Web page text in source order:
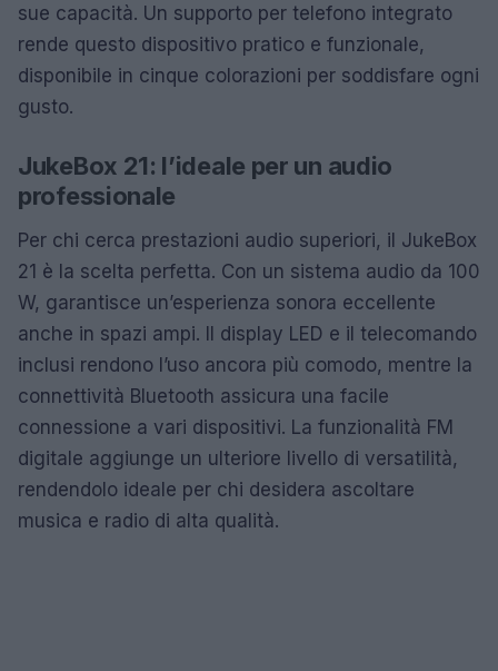
sue capacità. Un supporto per telefono integrato
rende questo dispositivo pratico e funzionale,
disponibile in cinque colorazioni per soddisfare ogni
gusto.
JukeBox 21: l’ideale per un audio
professionale
Per chi cerca prestazioni audio superiori, il JukeBox
21 è la scelta perfetta. Con un sistema audio da 100
W, garantisce un’esperienza sonora eccellente
anche in spazi ampi. Il display LED e il telecomando
inclusi rendono l’uso ancora più comodo, mentre la
connettività Bluetooth assicura una facile
connessione a vari dispositivi. La funzionalità FM
digitale aggiunge un ulteriore livello di versatilità,
rendendolo ideale per chi desidera ascoltare
musica e radio di alta qualità.